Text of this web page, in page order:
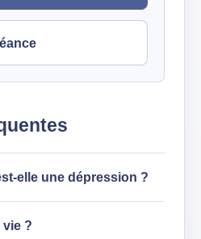
elle une dépression ?
vie ?